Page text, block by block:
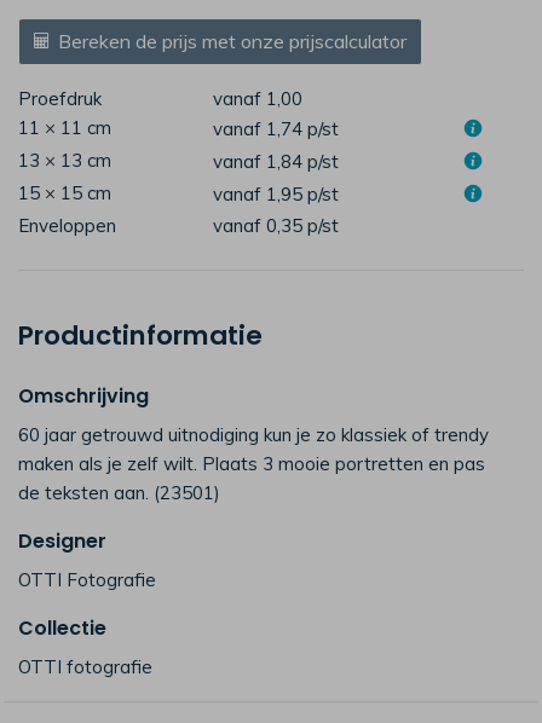
Bereken de prijs met onze prijscalculator
Proefdruk
vanaf 1,00
11 × 11 cm
vanaf 1,74 p/st
13 × 13 cm
vanaf 1,84 p/st
15 × 15 cm
vanaf 1,95 p/st
Enveloppen
vanaf 0,35 p/st
Productinformatie
Omschrijving
60 jaar getrouwd uitnodiging kun je zo klassiek of trendy
maken als je zelf wilt. Plaats 3 mooie portretten en pas
de teksten aan. (23501)
Designer
OTTI Fotografie
Collectie
OTTI fotografie